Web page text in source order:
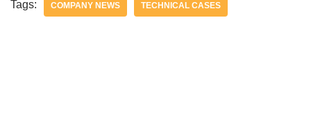
Tags: COMPANY NEWS TECHNICAL CASES